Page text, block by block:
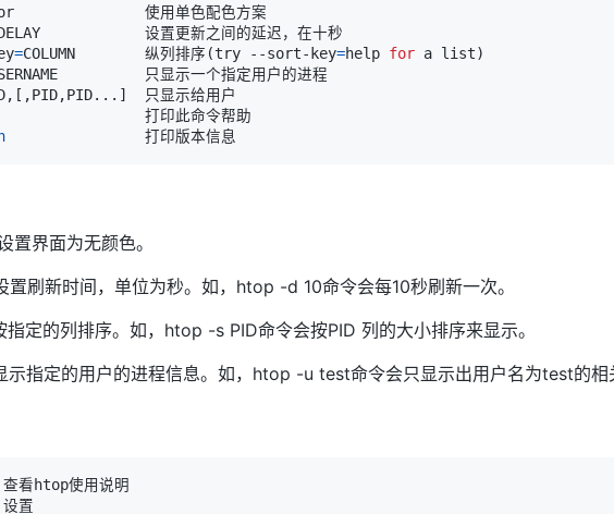
=COLUMN        纵列排序 (try --sort-key=help for a list)
[ ,PID,PID.. . ]
置界面为无颜色。
置刷新时间，单位为秒。如，htop -d 10命令会每10秒刷新一次。
定的列排序。如，htop -s PID命令会按PID 列的大小排序来显示。
示指定的用户的进程信息。如，htop -u test命令会只显示出用户名为test的相